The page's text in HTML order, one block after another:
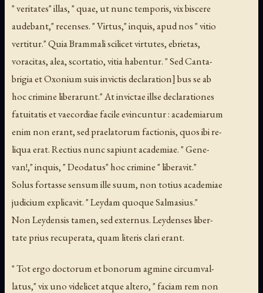
" veritates" illas, " quae, ut nunc temporis, vix biscere
audebant," recenses. " Virtus," inquis, apud nos " vitio
vertitur." Quia Brammali scilicet virtutes, ebrietas,
voracitas, alea, scortatio, vitia habentur. " Sed Canta-
brigia et Oxonium suis invictis declaration] bus se ab
hoc crimine liberarunt." At invictae illse declarationes
fatuitatis et vaecordiae facile evincuntur : academiarum
enim non erant, sed praelatorum factionis, quos ibi re-
liqua erat. Rectius nunc sapiunt academiae. " Gene-
van!," inquis, " Deodatus" hoc crimine " liberavit."
Solus fortasse sensum ille suum, non totius academiae
judicium explicavit. " Leydam quoque Salmasius."
Non Leydensis tamen, sed externus. Leydenses liber-
tate prius recuperata, quam literis clari erant.
" Tot ergo doctorum et bonorum agmine circumval-
latus," vix uno videlicet atque altero, " faciam rem non